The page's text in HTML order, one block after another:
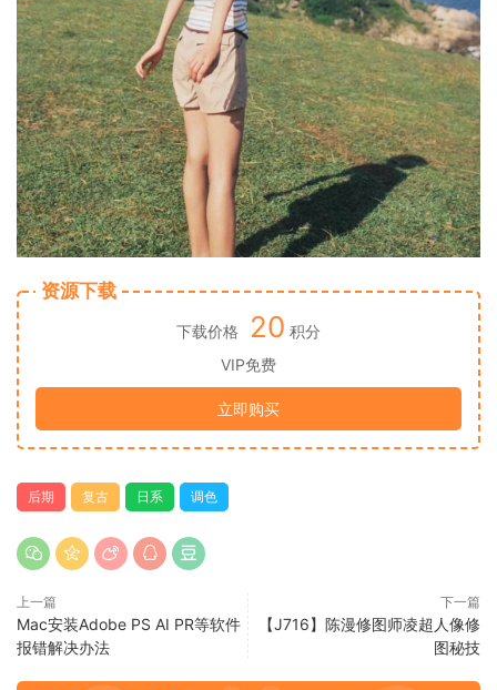
资源下载
下载价格 20 积分
VIP免费
立即购买
后期 复古 日系 调色
上一篇
Mac安装Adobe PS AI PR等软件
报错解决办法
下一篇
【J716】陈漫修图师凌超人像修
图秘技